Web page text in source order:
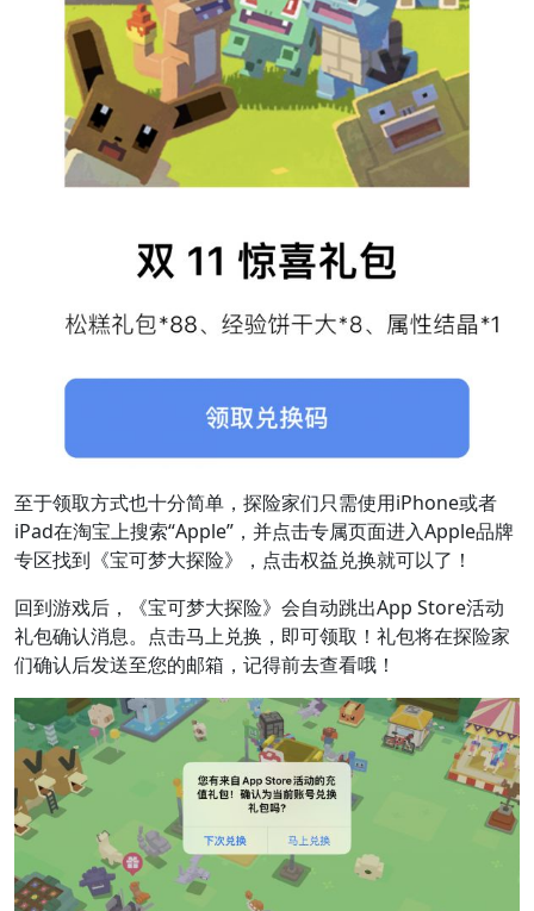
至于领取方式也十分简单，探险家们只需使用iPhone或者
iPad在淘宝上搜索“Apple”，并点击专属页面进入Apple品牌
专区找到《宝可梦大探险》，点击权益兑换就可以了！
回到游戏后，《宝可梦大探险》会自动跳出App Store活动
礼包确认消息。点击马上兑换，即可领取！礼包将在探险家
们确认后发送至您的邮箱，记得前去查看哦！